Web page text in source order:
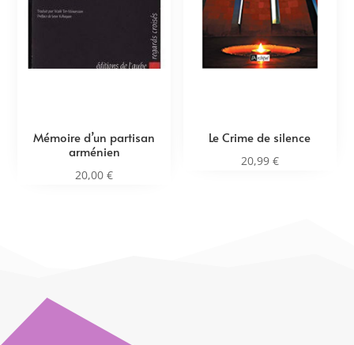
Mémoire d’un partisan
arménien
20,00€
Le Crime de silence
20,99 €